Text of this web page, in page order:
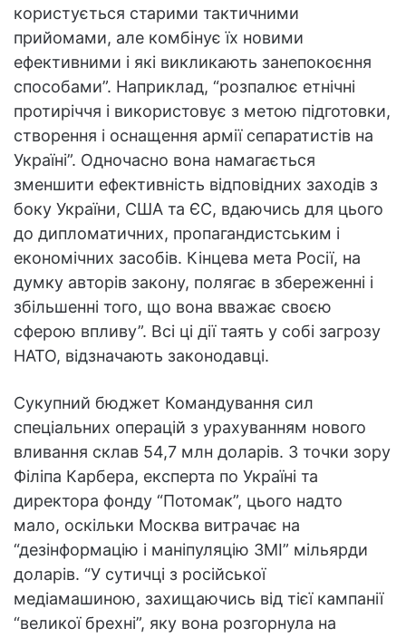
користується старими тактичними
прийомами, але комбінує їх новими
ефективними і які викликають занепокоєння
способами”. Наприклад, “розпалює етнічні
протиріччя і використовує з метою підготовки,
створення і оснащення армії сепаратистів на
Україні”. Одночасно вона намагається
зменшити ефективність відповідних заходів з
боку України, США та ЄС, вдаючись для цього
до дипломатичних, пропагандистським і
економічних засобів. Кінцева мета Росії, на
думку авторів закону, полягає в збереженні і
збільшенні того, що вона вважає своєю
сферою впливу”. Всі ці дії таять у собі загрозу
НАТО, відзначають законодавці.
Сукупний бюджет Командування сил
спеціальних операцій з урахуванням нового
вливання склав 54,7 млн доларів. З точки зору
Філіпа Карбера, експерта по Україні та
директора фонду “Потомак”, цього надто
мало, оскільки Москва витрачає на
“дезінформацію і маніпуляцію ЗМІ” мільярди
доларів. “У сутичці з російської
медіамашиною, захищаючись від тієї кампанії
“великої брехні”, яку вона розгорнула на